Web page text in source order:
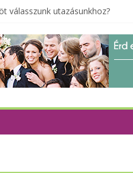
válasszunk utazásunkhoz?
amit szívesen megtartasz
ládák Indiából
A mosó- és